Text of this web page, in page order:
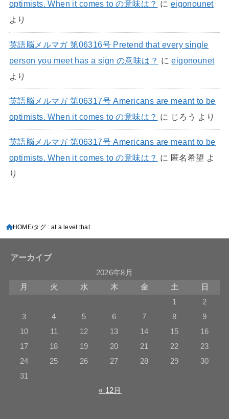
optimists. When it comes to の意味は？ に eigonounet
より
英語脳メルマガ 第06316号 Pretend that every single
person you meet has a sign の意味は？ にeigonounet
より
英語脳メルマガ 第06317号 Americans are meant to be
optimists. When it comes to の意味は？ に じろう より
英語脳メルマガ 第06317号 Americans are meant to be
optimists. When it comes to の意味は？ に 匿名希望 よ
り
HOME タグ : at a level that
アーカイブ
2026年8月
月
火 水 木 金 土
日
1
2
3
4 5 6 7 8
9
10
11 12 13 14 15
16
17
18 19 20 21 22
23
24
25 26 27 28 29
30
31
« 12月